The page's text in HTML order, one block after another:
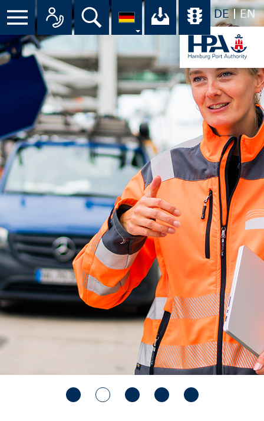
DE EN
Suche Ihr Download-